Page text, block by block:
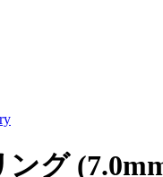
グ